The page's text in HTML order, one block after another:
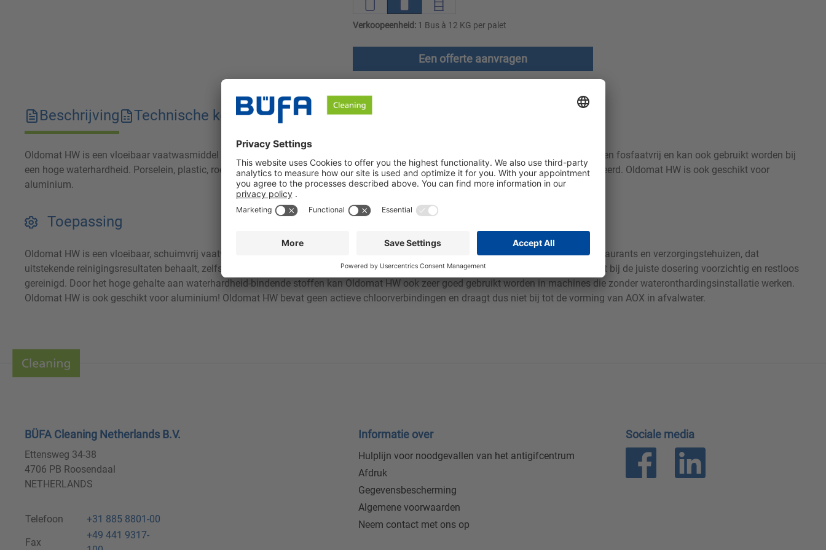
Verkoopeenheid:1 Bus à 12 KG per palet
Een offerte aanvragen
Beschrijving Technische kenmerken Downloads
Oldomat HW is een vloeibaar vaatwasmiddel voor gebruik in commerciële vaatwasmachines. Het alkalische vaatwasmiddel is chloor- en fosfaatvrij en kan ook gebruikt worden bij
een hoge waterhardheid. Porselein, plastic, roestvrij staal en glas worden voorzichtig gereinigd als het op de juiste manier wordt gedoseerd. Oldomat HW is ook geschikt voor
aluminium.
Toepassing
Oldomat HW is een vloeibaar, schuimvrij vaatwasmiddel voor gebruik in commerciële vaatwasmachines in kantinekeukens, hotels, restaurants en verzorgingstehuizen, dat
uitstekende reinigingsresultaten behaalt, zelfs bij een hoge waterhardheid. Servies van porselein, kunststof, roestvrij staal en glas wordt bij de juiste dosering voorzichtig en restloos
gereinigd. Door het hoge gehalte aan waterhardheid-bindende stoffen kan Oldomat HW ook zeer goed gebruikt worden in machines die zonder wateronthardingsinstallatie werken.
Oldomat HW is ook geschikt voor aluminium! Oldomat HW bevat geen actieve chloorverbindingen en draagt dus niet bij tot de vorming van AOX in afvalwater.
BÜFA Cleaning Netherlands B.V.
Ettensweg 34-38
4706 PB Roosendaal
NETHERLANDS
Telefoon
+31 885 8801-00
Fax
+49 441 9317-
Informatie over
Hulplijn voor noodgevallen van het antigifcentrum
Afdruk
Gegevensbescherming
Algemene voorwaarden
Neem contact met ons op
Sociale media